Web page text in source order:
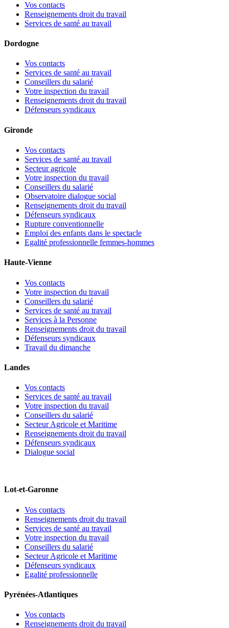
Vos contacts
Renseignements droit du travail
Services de santé au travail
Dordogne
Vos contacts
Services de santé au travail
Conseillers du salarié
Votre inspection du travail
Renseignements droit du travail
Défenseurs syndicaux
Gironde
Vos contacts
Services de santé au travail
Secteur agricole
Votre inspection du travail
Conseillers du salarié
Observatoire dialogue social
Renseignements droit du travail
Défenseurs syndicaux
Rupture conventionnelle
Emploi des enfants dans le spectacle
Egalité professionnelle femmes-hommes
Haute-Vienne
Vos contacts
Votre inspection du travail
Conseillers du salarié
Services de santé au travail
Services à la Personne
Renseignements droit du travail
Défenseurs syndicaux
Travail du dimanche
Landes
Vos contacts
Services de santé au travail
Votre inspection du travail
Conseillers du salarié
Secteur Agricole et Maritime
Renseignements droit du travail
Défenseurs syndicaux
Dialogue social
Lot-et-Garonne
Vos contacts
Renseignements droit du travail
Services de santé au travail
Votre inspection du travail
Conseillers du salarié
Secteur Agricole et Maritime
Défenseurs syndicaux
Egalité professionnelle
Pyrénées-Atlantiques
Vos contacts
Renseignements droit du travail